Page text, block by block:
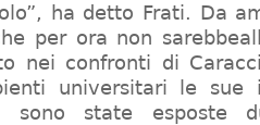
ha detto Frati. Da
per ora non
nei confronti di
universitari le sue
sono state esposte